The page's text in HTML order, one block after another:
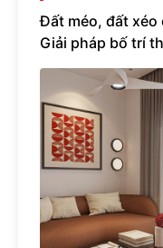
Đất méo, đất xéo
Giải pháp bố trí